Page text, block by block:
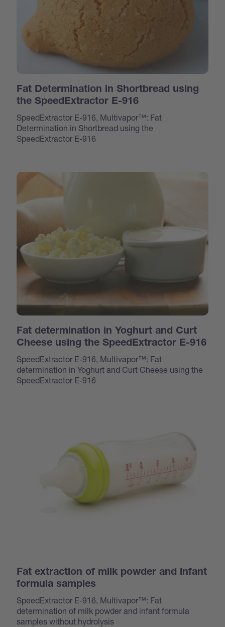
Fat Determination in Shortbread using
the SpeedExtractor E-916
SpeedExtractor E-916, Multivapor™: Fat
Determination in Shortbread using the
SpeedExtractor E-916
Fat determination in Yoghurt and Curt
Cheese using the SpeedExtractor E-916
SpeedExtractor E-916, Multivapor™: Fat
determination in Yoghurt and Curt Cheese using the
SpeedExtractor E-916
Fat extraction of milk powder and infant
formula samples
SpeedExtractor E-916, Multivapor™: Fat
determination of milk powder and infant formula
samples without hydrolysis